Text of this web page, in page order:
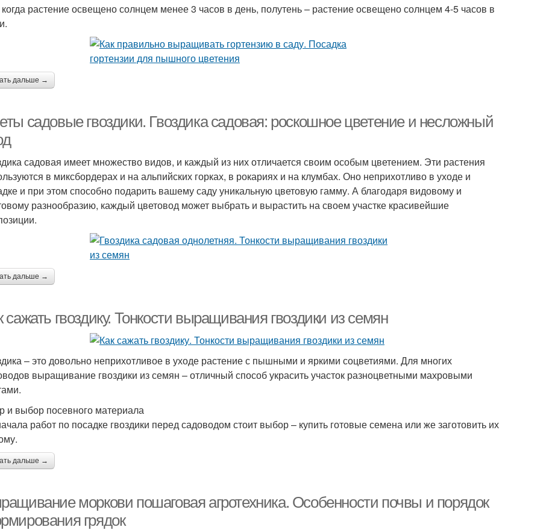
растение освещено солнцем менее 3 часов в день, полутень – растение освещено солнцем 4-5 часов в
дальше →
садовые гвоздики. Гвоздика садовая: роскошное цветение и несложный
садовая имеет множество видов, и каждый из них отличается своим особым цветением. Эти растения
в миксбордерах и на альпийских горках, в рокариях и на клумбах. Оно неприхотливо в уходе и
и при этом способно подарить вашему саду уникальную цветовую гамму. А благодаря видовому и
разнообразию, каждый цветовод может выбрать и вырастить на своем участке красивейшие
дальше →
сажать гвоздику. Тонкости выращивания гвоздики из семян
– это довольно неприхотливое в уходе растение с пышными и яркими соцветиями. Для многих
выращивание гвоздики из семян – отличный способ украсить участок разноцветными махровыми
и выбор посевного материала
работ по посадке гвоздики перед садоводом стоит выбор – купить готовые семена или же заготовить их
дальше →
моркови пошаговая агротехника. Особенности почвы и порядок
грядок